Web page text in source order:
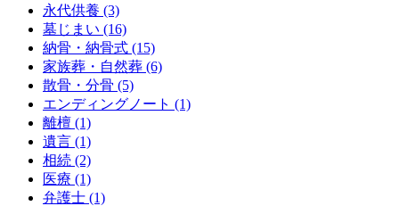
永代供養 (3)
墓じまい (16)
納骨・納骨式 (15)
家族葬・自然葬 (6)
散骨・分骨 (5)
エンディングノート (1)
離檀 (1)
遺言 (1)
相続 (2)
医療 (1)
弁護士 (1)